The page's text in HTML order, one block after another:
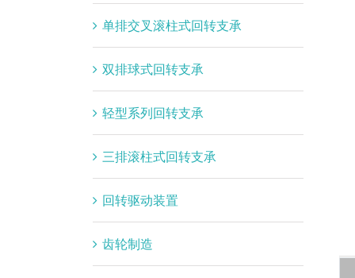
单排交叉滚柱式回转支承
双排球式回转支承
轻型系列回转支承
三排滚柱式回转支承
回转驱动装置
齿轮制造